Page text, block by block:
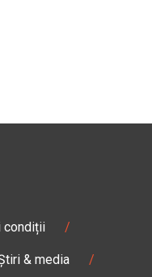
condiții /
& media /